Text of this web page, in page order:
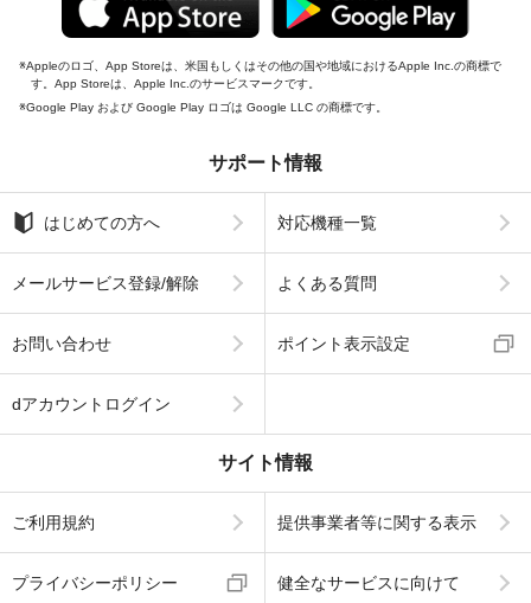
Appleのロゴ、App Storeは、米国もしくはその他の国や地域におけるApple Inc.の商標で
す。App Storeは、Apple Inc.のサービスマークです。
Google Play および Google Play ロゴは Google LLC の商標です。
サポート情報
はじめての方へ 対応機種一覧
メールサービス登録/解除 よくある質問
お問い合わせ ポイント表示設定
dアカウントログイン
サイト情報
ご利用規約 提供事業者等に関する表示
プライバシーポリシー 健全なサービスに向けて